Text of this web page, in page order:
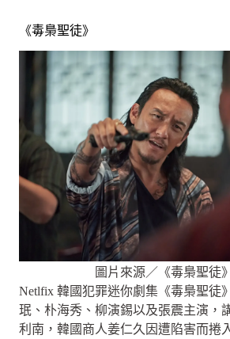
《毒梟聖徒》
圖片來源／《毒梟聖徒
Netlfix 韓國犯罪迷你劇集《毒梟聖徒
珉、朴海秀、柳演錫以及張震主演，
利南，韓國商人姜仁久因遭陷害而捲